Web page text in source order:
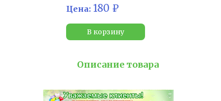
Цена: 180 ₽
В корзину
Описание товара